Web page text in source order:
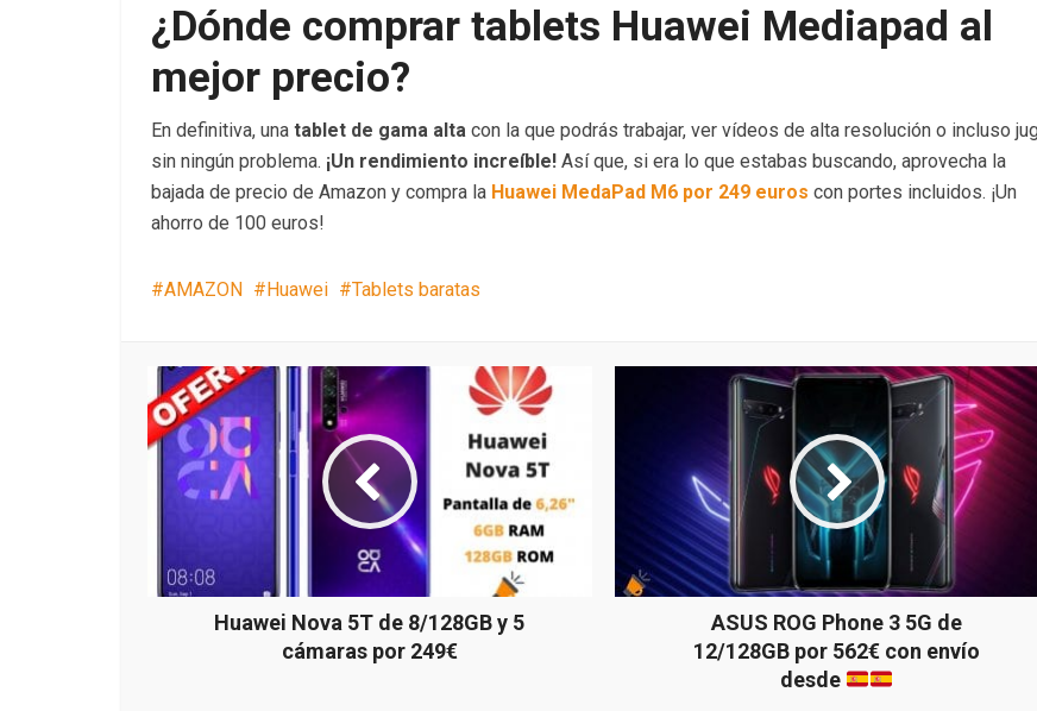
¿Dónde comprar tablets Huawei Mediapad al
mejor precio?
En definitiva, una tablet de gama alta con la que podrás trabajar, ver vídeos de alta resolución o incluso
sin ningún problema. ¡Un rendimiento increíble! Así que, si era lo que estabas buscando, aprovecha la
bajada de precio de Amazon y compra la Huawei MedaPad M6 por 249 euros con portes incluidos. ¡Un
ahorro de 100 euros!
AMAZON Huawei Tablets baratas
Huawei Nova 5T de 8/128GB y 5
cámaras por 249€
ASUS ROG Phone 3 5G de
12/128GB por 562€ con envío
desde